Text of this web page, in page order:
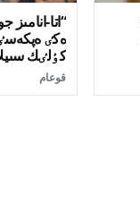
“اتا-
ەكٸ
كٶلٸك
قوعام